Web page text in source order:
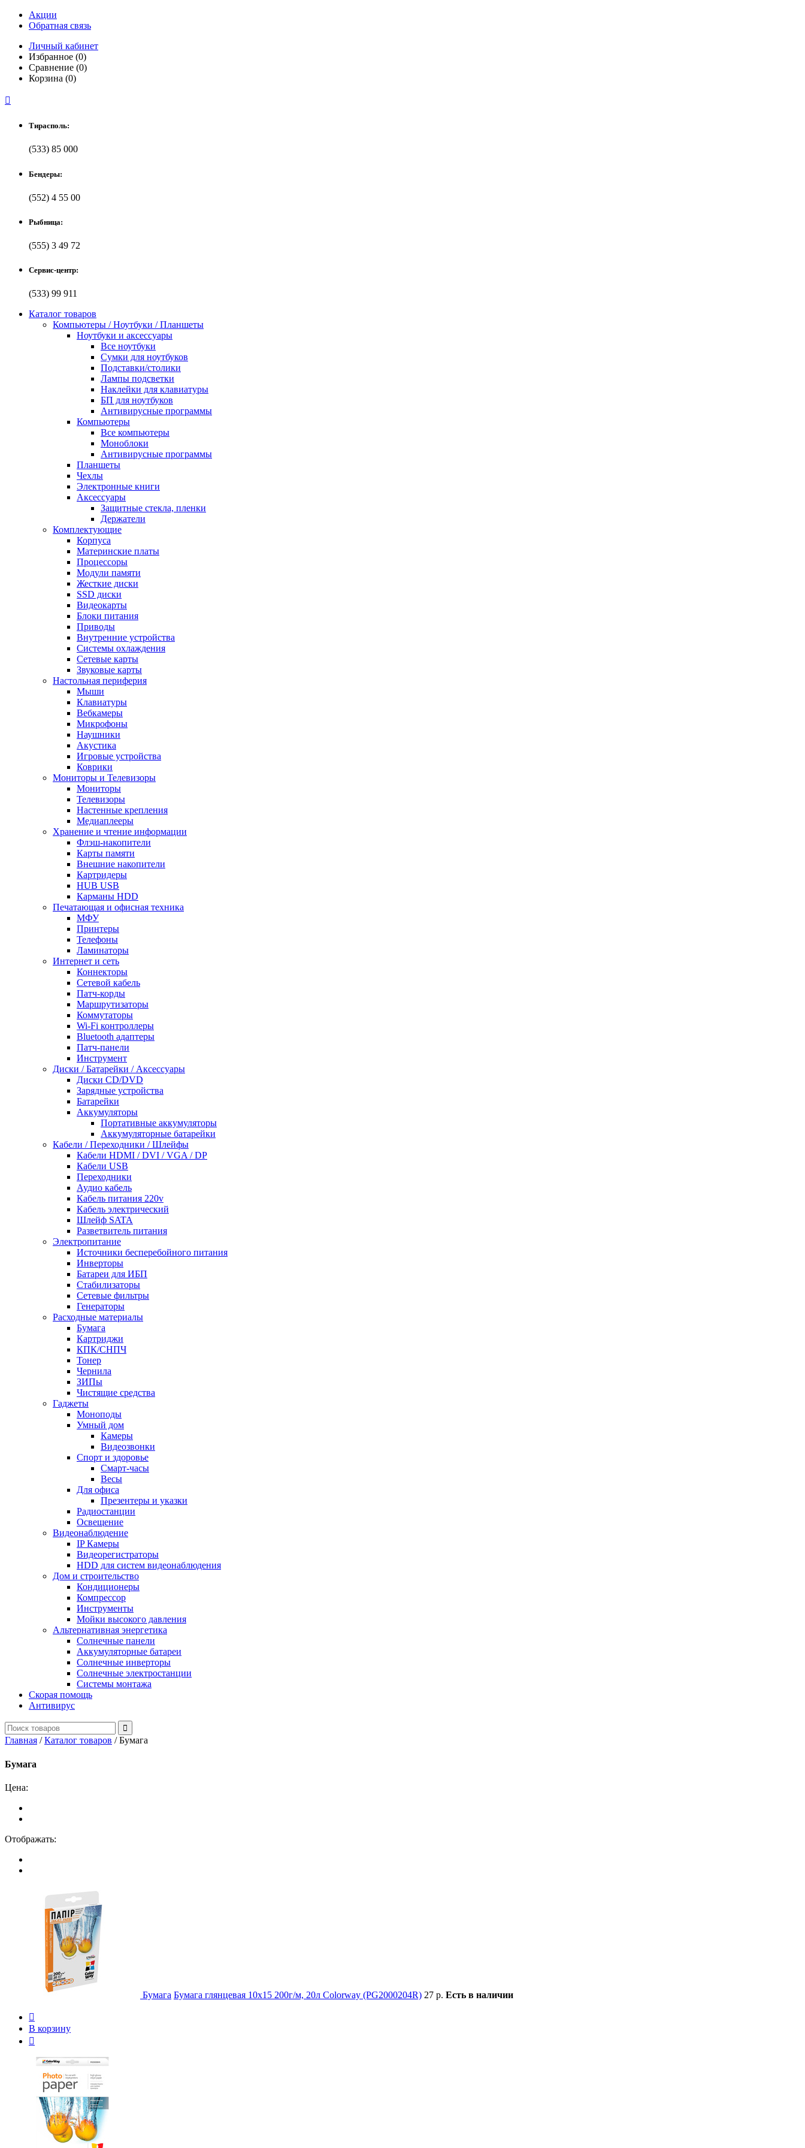
Акции
Обратная связь
Личный кабинет
Избранное (0)
Сравнение (0)
Корзина (0)

Тирасполь:
(533) 85 000
Бендеры:
(552) 4 55 00
Рыбница:
(555) 3 49 72
Сервис-центр:
(533) 99 911
Каталог товаров
Компьютеры / Ноутбуки / Планшеты
Ноутбуки и аксессуары
Все ноутбуки
Сумки для ноутбуков
Подставки/столики
Лампы подсветки
Наклейки для клавиатуры
БП для ноутбуков
Антивирусные программы
Компьютеры
Все компьютеры
Моноблоки
Антивирусные программы
Планшеты
Чехлы
Электронные книги
Аксессуары
Защитные стекла, пленки
Держатели
Комплектующие
Корпуса
Материнские платы
Процессоры
Модули памяти
Жесткие диски
SSD диски
Видеокарты
Блоки питания
Приводы
Внутренние устройства
Системы охлаждения
Сетевые карты
Звуковые карты
Настольная периферия
Мыши
Клавиатуры
Вебкамеры
Микрофоны
Наушники
Акустика
Игровые устройства
Коврики
Мониторы и Телевизоры
Мониторы
Телевизоры
Настенные крепления
Медиаплееры
Хранение и чтение информации
Флэш-накопители
Карты памяти
Внешние накопители
Картридеры
HUB USB
Карманы HDD
Печатающая и офисная техника
МФУ
Принтеры
Телефоны
Ламинаторы
Интернет и сеть
Коннекторы
Сетевой кабель
Патч-корды
Маршрутизаторы
Коммутаторы
Wi-Fi контроллеры
Bluetooth адаптеры
Патч-панели
Инструмент
Диски / Батарейки / Аксессуары
Диски CD/DVD
Зарядные устройства
Батарейки
Аккумуляторы
Портативные аккумуляторы
Аккумуляторные батарейки
Кабели / Переходники / Шлейфы
Кабели HDMI / DVI / VGA / DP
Кабели USB
Переходники
Аудио кабель
Кабель питания 220v
Кабель электрический
Шлейф SATA
Разветвитель питания
Электропитание
Источники бесперебойного питания
Инверторы
Батареи для ИБП
Стабилизаторы
Сетевые фильтры
Генераторы
Расходные материалы
Бумага
Картриджи
КПК/СНПЧ
Тонер
Чернила
ЗИПы
Чистящие средства
Гаджеты
Моноподы
Умный дом
Камеры
Видеозвонки
Спорт и здоровье
Смарт-часы
Весы
Для офиса
Презентеры и указки
Радиостанции
Освещение
Видеонаблюдение
IP Камеры
Видеорегистраторы
HDD для систем видеонаблюдения
Дом и строительство
Кондиционеры
Компрессор
Инструменты
Мойки высокого давления
Альтернативная энергетика
Солнечные панели
Аккумуляторные батареи
Солнечные инверторы
Солнечные электростанции
Системы монтажа
Скорая помощь
Антивирус
Главная /Каталог товаров /Бумага
Бумага
Цена:
Отображать:
Бумага Бумага глянцевая 10x15 200г/м, 20л Colorway (PG2000204R) 27 р. Есть в наличии

В корзину
